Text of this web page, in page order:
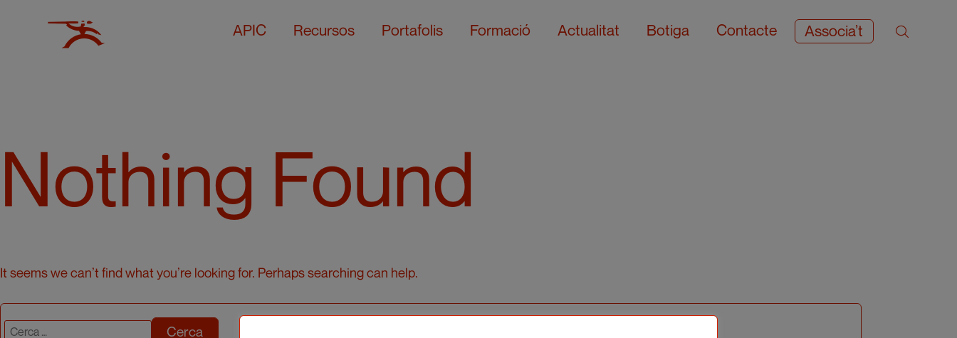
APIC Recursos Portafolis Formació Actualitat Botiga Contacte Associa’t
Nothing Found
It seems we can’t find what you’re looking for. Perhaps searching can help.
Cerca: